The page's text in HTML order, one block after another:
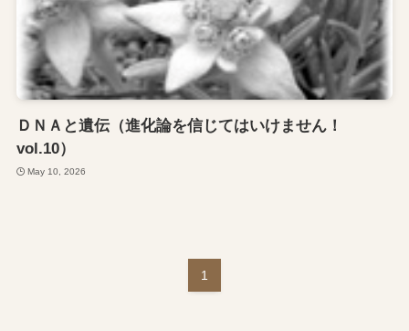
ＤＮＡと遺伝（進化論を信じてはいけません！
vol.10）
May 10, 2026
1